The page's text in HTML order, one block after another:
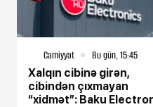
Cəmiyyət
Bu gün, 15:45
Xalqın cibinə girən,
cibindən çıxmayan
“xidmət”: Baku